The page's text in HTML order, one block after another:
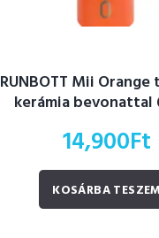
RUNBOTT Mii
kerámia bevonattal
14,900Ft
KOSÁRBA